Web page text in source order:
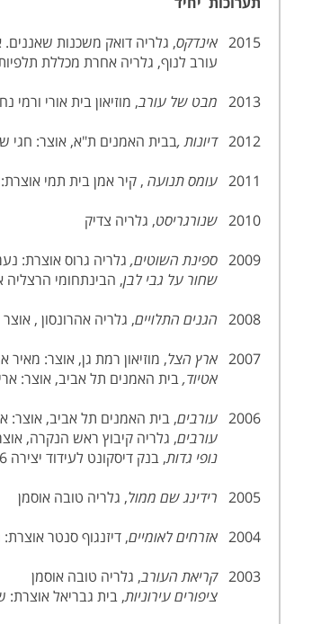
2015 אינדקס, גלריה דואק משכנות שאננים.
עורב לנוף, גלריה אחרת מכללת
2013 מבט של עורב, מוזיאון בית אורי
2012 דיונות ,בבית האמנים ת"א, אוצר: חגי
2011 עומס תנועה , קיר אמן בית תמי אוצרת:
2010 שנורגריסט, גלריה צדיק
2009 ספינת השוטים, גלריה גרוס אוצרת:
שחור על גבי לבן, הבינתחומי הרצליה
2008 הגנים התלויים, גלריה אהרונסון ,
2007 ארץ הצל, מוזיאון רמת גן, אוצר: מאיר
אטיוד,בית האמנים תל אביב, אוצר:
2006 עורבים, בית האמנים תל אביב, אוצר:
עורבים, גלריה קיבוץ ראש הנקרה,
נופי גדות, בנק דיסקונט לעידוד יצירה 2006 , אוצרת : שולמית נוס
2005 רידינג שם ממול, גלריה טובה אוסמן
2004 אזרחים לאומיים, דיזנגוף סנטר
2003 קריאת העורב, גלריה טובה אוסמן
ציפורים עירוניות, בית גבריאל אוצרת: